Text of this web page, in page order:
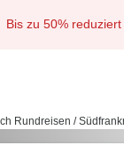
Bis zu 50% reduziert
Rundreisen /